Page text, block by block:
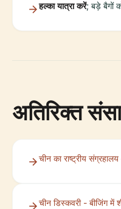
हल्का यात्रा करें; बड़े बैगों
अतिरिक्त
चीन का राष्ट्रीय
चीन डिस्कवरी - बीजिंग में